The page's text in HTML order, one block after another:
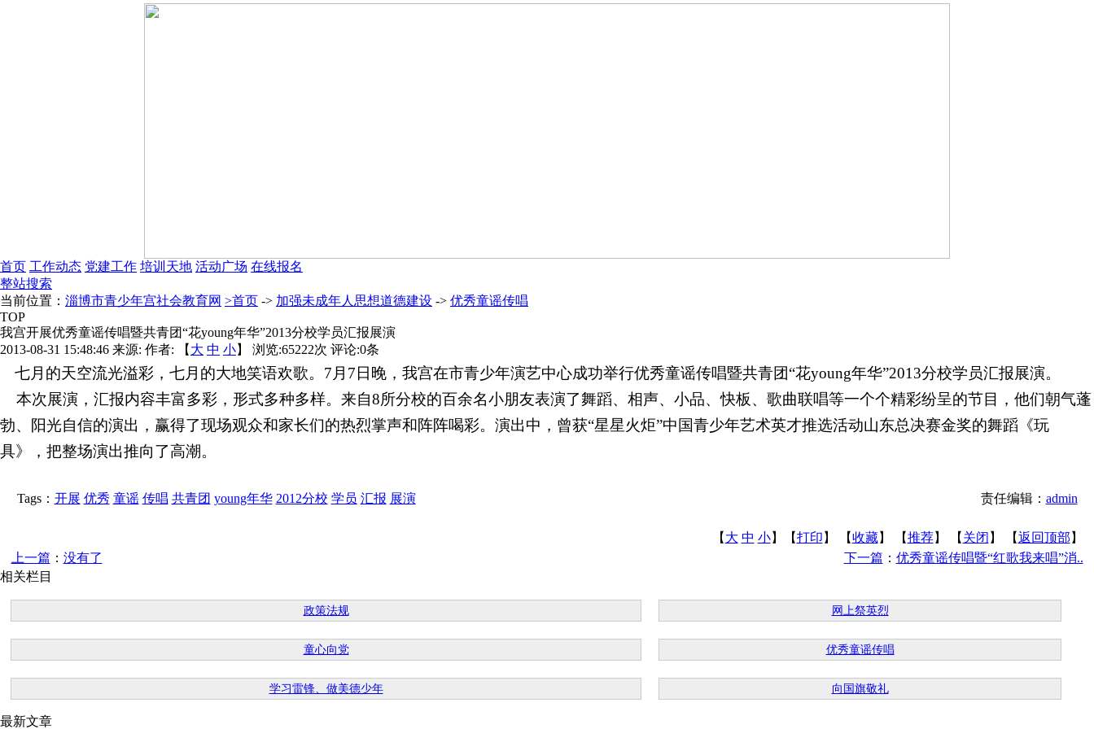
首页 工作动态 党建工作 培训天地 活动广场 在线报名
整站搜索
当前位置： 淄博市青少年宫社会教育网 >首页 -> 加强未成年人思想道德建设 -> 优秀童谣传唱
TOP
我宫开展优秀童谣传唱暨共青团“花young年华”2013分校学员汇报展演
2013-08-31 15:48:46 来源: 作者: 【 大 中 小】 浏览:65222次 评论:0条
七月的天空流光溢彩，七月的大地笑语欢歌。7月7 日 晚，我宫在市青少年演艺中心成功举行优秀童谣传唱暨共青团“花young年华”2013分校学员汇报展演。
本次展演，汇报内容丰富多彩，形式多种多样。来自8所分校的百余名小朋友表演了舞蹈、相声、小品、快板、歌曲联唱等一个个精彩纷呈的节目，他们朝气蓬
勃、阳光自信的演出，赢得了现场观众和家长们的热烈掌声和阵阵喝彩。演出中，曾获“星星火炬”中国青少年艺术英才推选活动山东总决赛金奖的舞蹈《玩
具》，把整场演出推向了高潮。
Tags： 开展 优秀 童谣 传唱 共青团 young年华 2012分校 学员 汇报 展演 责任编辑： admin
【 大 中 小】【打印 】 【收藏】 【推荐】 【 关闭 】 【返回顶部 】
上一篇 ： 没有了 下一篇 ： 优秀童谣传唱暨“红歌我来唱”消..
相关栏目
政策法规 网上祭英烈
童心向党 优秀童谣传唱
学习雷锋、做美德少年 向国旗敬礼
最新文章